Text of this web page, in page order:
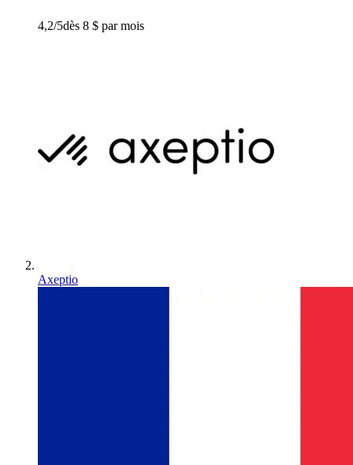
4,2/5dès 8 $ par mois
Axeptio